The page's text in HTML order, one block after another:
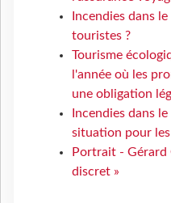
Incendies dans
touristes ?
Tourisme
l'année où les
une obligation
Incendies dans
situation pour
Portrait - Gérard
discret »